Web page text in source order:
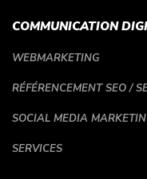
COMMUNICATION
WEBMARKETING
RÉFÉRENCEMENT SEO /
SOCIAL MEDIA
SERVICES